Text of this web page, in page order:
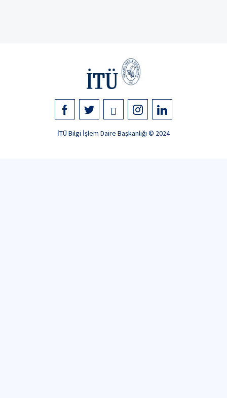
İTÜ Bilgi İşlem Daire Başkanlığı © 2024